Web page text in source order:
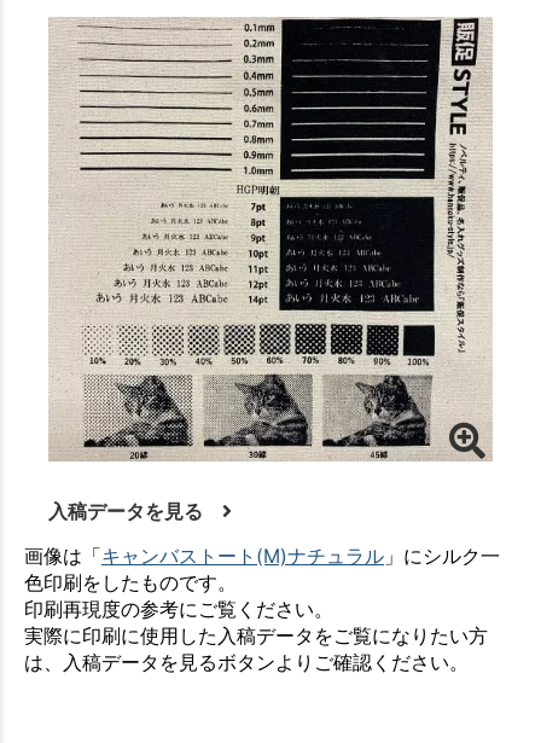
入稿データを見る
画像は「キャンバストート(M)ナチュラル 」にシルク一
色印刷をしたものです。
印刷再現度の参考にご覧ください。
実際に印刷に使用した入稿データをご覧になりたい方
は、入稿データを見るボタンよりご確認ください。